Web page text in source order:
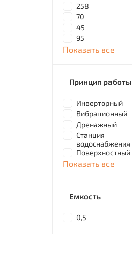
258
70
45
95
Показать все
Принцип работы
Инверторный
Вибрационный
Дренажный
Станция
водоснабжения
Поверхностный
Показать все
Емкость
0,5